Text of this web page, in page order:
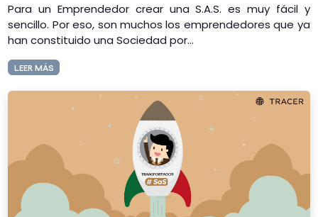
Para un Emprendedor crear una S.A.S. es muy fácil y
sencillo. Por eso, son muchos los emprendedores que ya
han constituido una Sociedad por...
LEER MÁS